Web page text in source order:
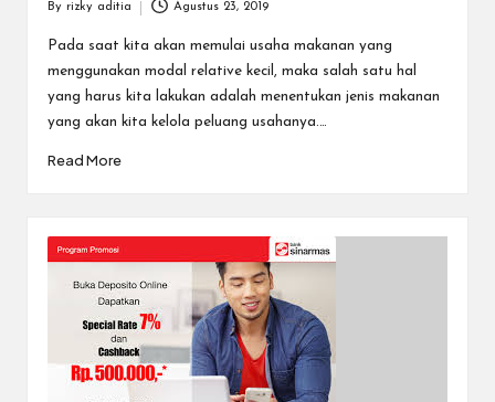
by
By rizky aditia Agustus 23, 2019
Pada saat kita akan memulai usaha makanan yang
menggunakan modal relative kecil, maka salah satu hal
yang harus kita lakukan adalah menentukan jenis makanan
yang akan kita kelola peluang usahanya.…
Read More